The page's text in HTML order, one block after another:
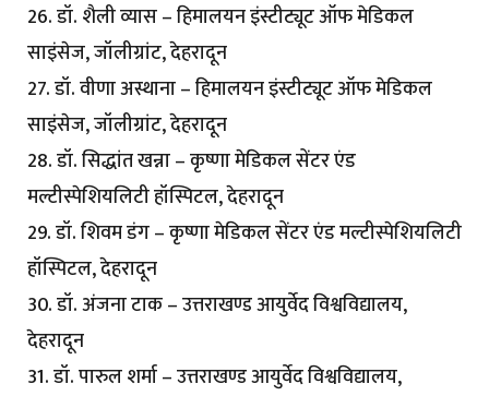
26. डॉ. शैली व्यास – हिमालयन इंस्टीट्यूट ऑफ मेडिकल
साइंसेज, जॉलीग्रांट, देहरादून
27. डॉ. वीणा अस्थाना – हिमालयन इंस्टीट्यूट ऑफ मेडिकल
साइंसेज, जॉलीग्रांट, देहरादून
28. डॉ. सिद्धांत खन्ना – कृष्णा मेडिकल सेंटर एंड
मल्टीस्पेशियलिटी हॉस्पिटल, देहरादून
29. डॉ. शिवम डंग – कृष्णा मेडिकल सेंटर एंड मल्टीस्पेशियलिटी
हॉस्पिटल, देहरादून
30. डॉ. अंजना टाक – उत्तराखण्ड आयुर्वेद विश्वविद्यालय,
देहरादून
31. डॉ. पारुल शर्मा – उत्तराखण्ड आयुर्वेद विश्वविद्यालय,